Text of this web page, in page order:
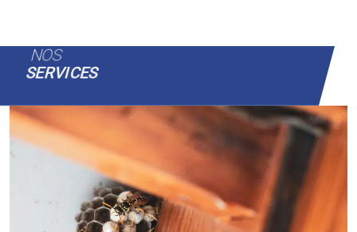
NOS
SERVICES